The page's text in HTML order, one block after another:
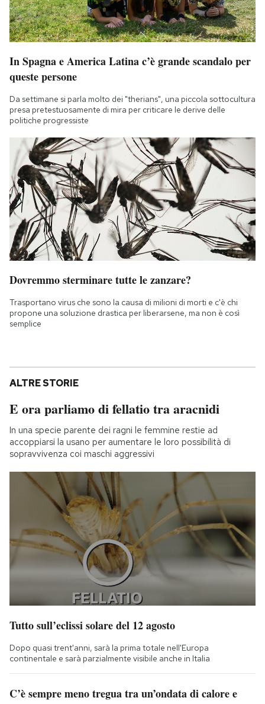
In Spagna e America Latina c’è grande scandalo per
queste persone
Da settimane si parla molto dei "therians", una piccola sottocultura
presa pretestuosamente di mira per criticare le derive delle
politiche progressiste
Dovremmo sterminare tutte le zanzare?
Trasportano virus che sono la causa di milioni di morti e c'è chi
propone una soluzione drastica per liberarsene, ma non è così
semplice
ALTRE STORIE
E ora parliamo di fellatio tra aracnidi
In una specie parente dei ragni le femmine restie ad
accoppiarsi la usano per aumentare le loro possibilità di
sopravvivenza coi maschi aggressivi
Tutto sull’eclissi solare del 12 agosto
Dopo quasi trent'anni, sarà la prima totale nell'Europa
continentale e sarà parzialmente visibile anche in Italia
C’è sempre meno tregua tra un’ondata di calore e